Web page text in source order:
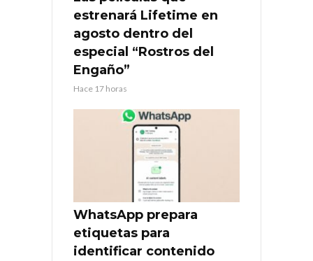
estrenará Lifetime en
agosto dentro del
especial “Rostros del
Engaño”
Hace 17 horas
WhatsApp prepara
etiquetas para
identificar contenido